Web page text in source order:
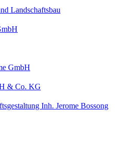
Landschaftsbau
GmbH
& Co. KG
Inh. Jerome Bossong